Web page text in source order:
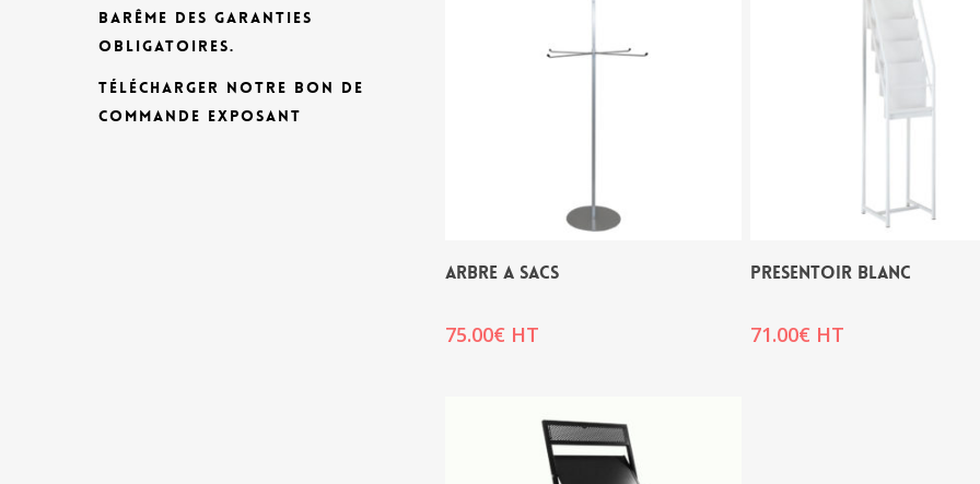
BARÊME DES GARANTIES
OBLIGATOIRES.
TÉLÉCHARGER NOTRE BON DE
COMMANDE EXPOSANT
ARBRE A SACS
75.00€ HT
PRESENTOIR BLANC
71.00€ HT